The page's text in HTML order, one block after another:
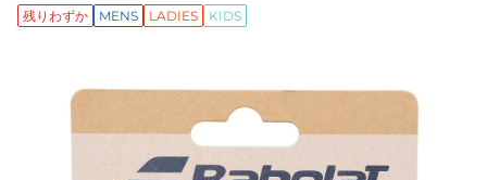
残りわずか MENS LADIES KIDS